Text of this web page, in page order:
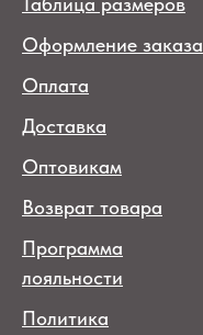
Оформление заказа
Оплата
Доставка
Оптовикам
Возврат товара
Программа
лояльности
Политика